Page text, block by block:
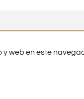
web en este